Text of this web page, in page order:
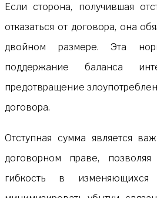
Если сторона, получившая
отказаться от договора, она
двойном размере. Эта
поддержание баланса
предотвращение
договора.
Отступная сумма является
договорном праве, позволяя
гибкость в изменяющихся